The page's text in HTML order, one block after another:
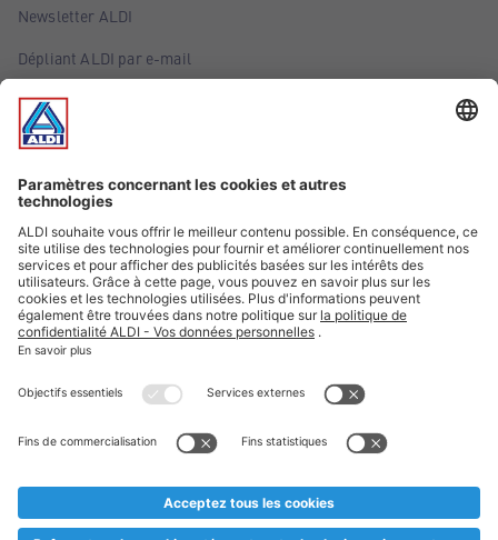
Newsletter ALDI
Dépliant ALDI par e-mail
Offres
Infos essentielles
Suivez ALDI Belgique
Textes marqués d'un astérisque et mentions légales
* Nous vendons ces articles temporairement et jusqu'à
au cas où, malgré le planning bien étudié, nous serions
prématurément en rupture de stock. Prix Recupel et TVA incl.
** Sur ce site, l’utilisation de la forme masculine a été adoptée